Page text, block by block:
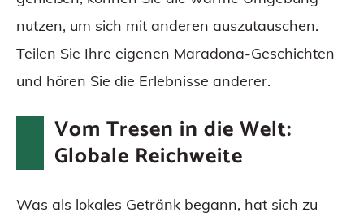
nutzen, um sich mit anderen auszutauschen.
Teilen Sie Ihre eigenen Maradona-Geschichten
und hören Sie die Erlebnisse anderer.
Vom Tresen in die Welt:
Globale Reichweite
Was als lokales Getränk begann, hat sich zu